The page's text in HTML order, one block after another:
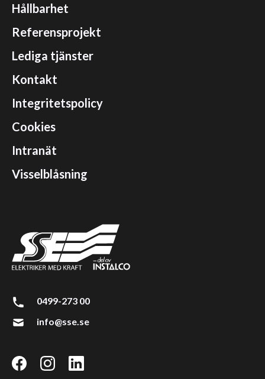
0499-273 00
info@sse.se
Hållbarhet
Referensprojekt
Lediga tjänster
Kontakt
Integritetspolicy
Cookies
Intranät
Visselblåsning